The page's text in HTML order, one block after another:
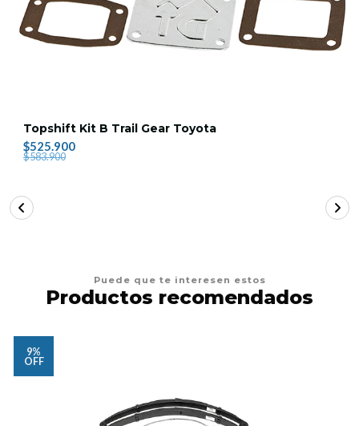
Topshift Kit B Trail Gear Toyota
$525.900
$583.900
Puede que te interesen estos
Productos recomendados
9%
OFF